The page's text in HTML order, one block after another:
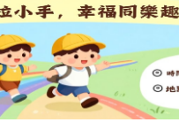
心白海豚